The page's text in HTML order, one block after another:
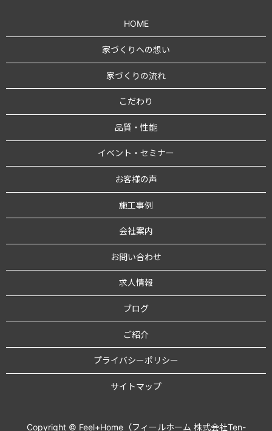
HOME
家づくりへの想い
家づくりの流れ
こだわり
品質・性能
イベント・セミナー
お客様の声
施工事例
会社案内
お問い合わせ
求人情報
ブログ
ご紹介
プライバシーポリシー
サイトマップ
Copyright © Feel+Home（フィールホーム 株式会社Ten-